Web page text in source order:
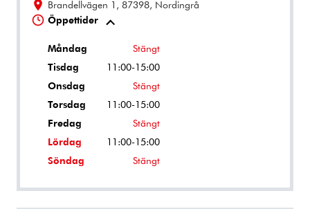
Brandellvägen 1, 87398, Nordingrå
Öppettider
Måndag
Stängt
Tisdag
11:00-15:00
Onsdag
Stängt
Torsdag
11:00-15:00
Fredag
Stängt
Lördag
11:00-15:00
Söndag
Stängt